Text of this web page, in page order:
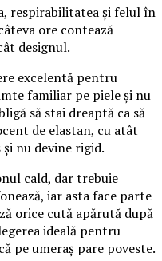
respirabilitatea și felul în
ore contează
designul.
excelentă pentru
familiar pe piele și nu
să stai dreaptă ca să
de elastan, cu atât
nu devine rigid.
cald, dar trebuie
iar asta face parte
orice cută apărută după
ideală pentru
pe umeraș pare poveste.